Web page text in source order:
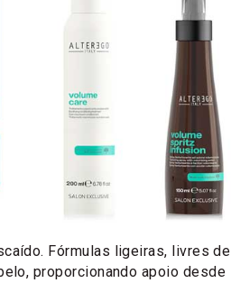
Fórmulas ligeiras, livres de
proporcionando apoio desde